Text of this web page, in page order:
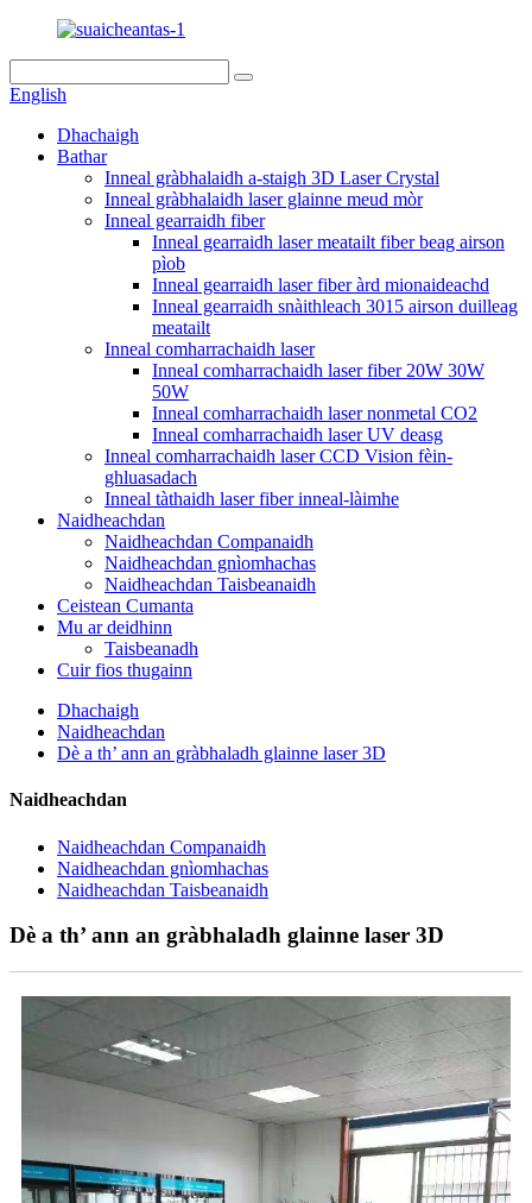
English
Dhachaigh
Bathar
Inneal gràbhalaidh a-staigh 3D Laser Crystal
Inneal gràbhalaidh laser glainne meud mòr
Inneal gearraidh fiber
Inneal gearraidh laser meatailt fiber beag airson
pìob
Inneal gearraidh laser fiber àrd mionaideachd
Inneal gearraidh snàithleach 3015 airson duilleag
meatailt
Inneal comharrachaidh laser
Inneal comharrachaidh laser fiber 20W 30W
50W
Inneal comharrachaidh laser nonmetal CO2
Inneal comharrachaidh laser UV deasg
Inneal comharrachaidh laser CCD Vision fèin-
ghluasadach
Inneal tàthaidh laser fiber inneal-làimhe
Naidheachdan
Naidheachdan Companaidh
Naidheachdan gnìomhachas
Naidheachdan Taisbeanaidh
Ceistean Cumanta
Mu ar deidhinn
Taisbeanadh
Cuir fios thugainn
Dhachaigh
Naidheachdan
Dè a th’ ann an gràbhaladh glainne laser 3D
Naidheachdan
Naidheachdan Companaidh
Naidheachdan gnìomhachas
Naidheachdan Taisbeanaidh
Dè a th’ ann an gràbhaladh glainne laser 3D